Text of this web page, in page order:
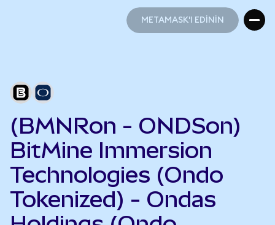
METAMASK'I EDİNİN
(BMNRon - ONDSon)
BitMine Immersion
Technologies (Ondo
Tokenized) - Ondas